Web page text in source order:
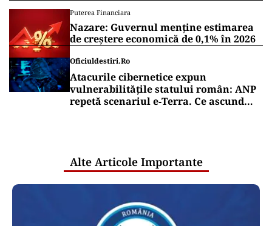
Puterea Financiara
Nazare: Guvernul menține estimarea
de creștere economică de 0,1% în 2026
Oficiuldestiri.ro
Atacurile cibernetice expun
vulnerabilitățile statului român: ANP
repetă scenariul e‑Terra. Ce ascund
Alte Articole Importante